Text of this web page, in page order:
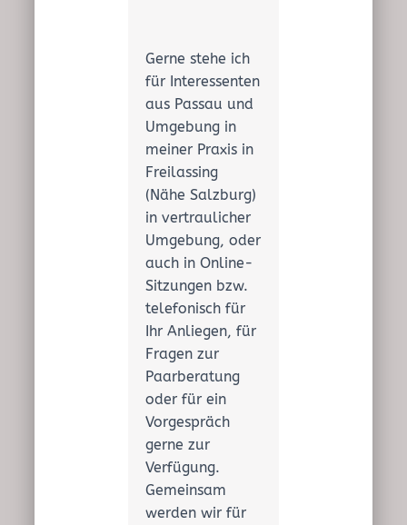
Gerne stehe ich
für Interessenten
aus Passau und
Umgebung in
meiner Praxis in
Freilassing
(Nähe Salzburg)
in vertraulicher
Umgebung, oder
auch in Online-
Sitzungen bzw.
telefonisch für
Ihr Anliegen, für
Fragen zur
Paarberatung
oder für ein
Vorgespräch
gerne zur
Verfügung.
Gemeinsam
werden wir für